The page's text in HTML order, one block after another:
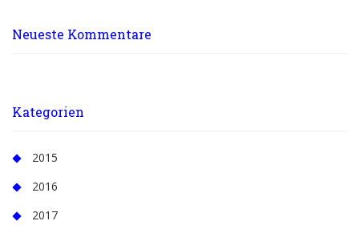
Neueste Kommentare
Kategorien
2015
2016
2017